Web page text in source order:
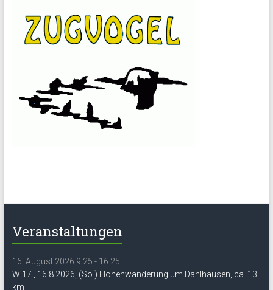
Veranstaltungen
16. August 2026 9:25 - 16:25
W 17 , 16.8.2026, (So.) Höhenwanderung um Dahlhausen, ca. 13
km